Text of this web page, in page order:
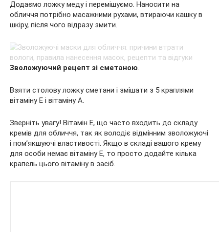
Додаємо ложку меду і перемішуємо. Наносити на
обличчя потрібно масажними рухами, втираючи кашку в
шкіру, після чого відразу змити.
Зволожуючий рецепт зі сметаною.
Взяти столову ложку сметани і змішати з 5 краплями
вітаміну Е і вітаміну А.
Зверніть увагу! Вітамін Е, що часто входить до складу
кремів для обличчя, так як володіє відмінним зволожуючі
і пом’якшуючі властивості. Якщо в складі вашого крему
для особи немає вітаміну Е, то просто додайте кілька
крапель цього вітаміну в засіб.